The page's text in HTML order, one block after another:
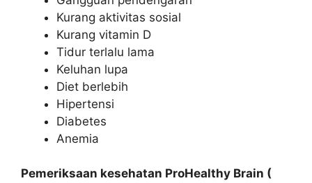
Kurang aktivitas sosial
Kurang vitamin D
Tidur terlalu lama
Keluhan lupa
Diet berlebih
Hipertensi
Diabetes
Anemia
Pemeriksaan kesehatan ProHealthy Brain (